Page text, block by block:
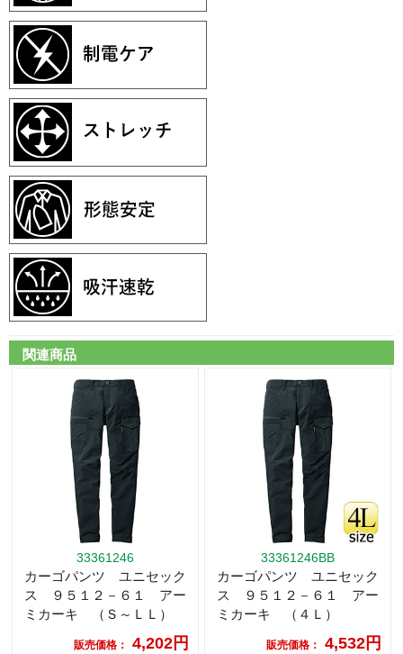
関連商品
33361246
カーゴパンツ ユニセック
ス ９５１２－６１ アー
ミカーキ （Ｓ～ＬＬ）
販売価格： 4,202円
33361246BB
カーゴパンツ ユニセック
ス ９５１２－６１ アー
ミカーキ （４Ｌ）
販売価格： 4,532円